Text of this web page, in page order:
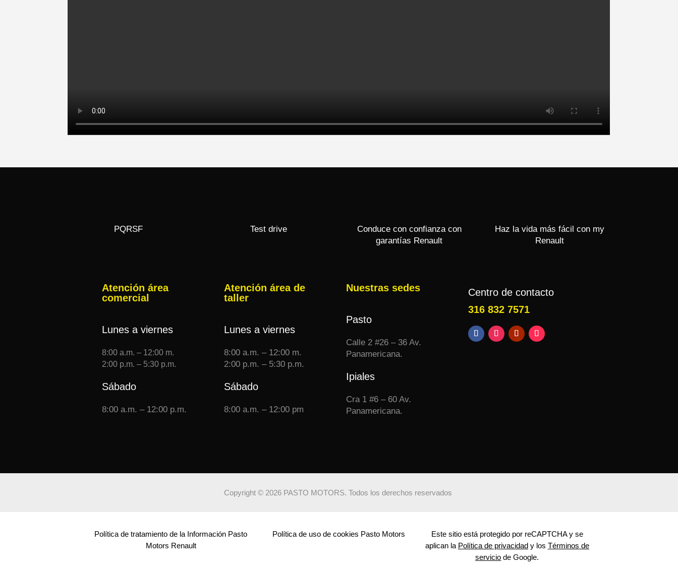
PQRSF Test drive
Conduce con confianza con
garantías Renault
Haz la vida más fácil con my
Renault
Atención área
comercial
Lunes a viernes
8:00 a.m. – 12:00 m.
2:00 p.m. – 5:30 p.m.
Sábado
8:00 a.m. – 12:00 p.m.
Atención área de
taller
Lunes a viernes
8:00 a.m. – 12:00 m.
2:00 p.m. – 5:30 p.m.
Sábado
8:00 a.m. – 12:00 pm
Nuestras sedes
Pasto
Calle 2 #26 – 36 Av.
Panamericana.
Ipiales
Cra 1 #6 – 60 Av.
Panamericana.
Centro de contacto
316 832 7571
Copyright © 2026 PASTO MOTORS. Todos los derechos reservados
Política de tratamiento de la Información Pasto
Motors Renault
Política de uso de cookies Pasto Motors
Este sitio está protegido por reCAPTCHA y se
aplican la Política de privacidady los Términos de
servicio de Google.